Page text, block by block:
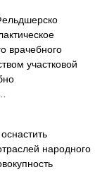
врачебного
участковой
народного